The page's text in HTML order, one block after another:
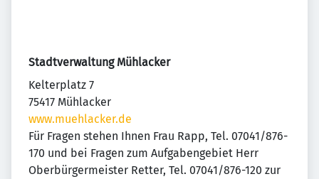
Stadtverwaltung Mühlacker
Kelterplatz 7
75417 Mühlacker
www.muehlacker.de
Für Fragen stehen Ihnen Frau Rapp, Tel. 07041/876-
170 und bei Fragen zum Aufgabengebiet Herr
Oberbürgermeister Retter, Tel. 07041/876-120 zur